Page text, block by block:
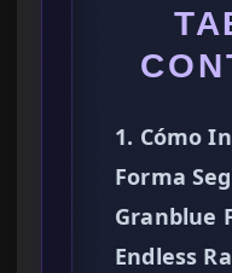
1. Cómo
Forma
Granblue
Endless